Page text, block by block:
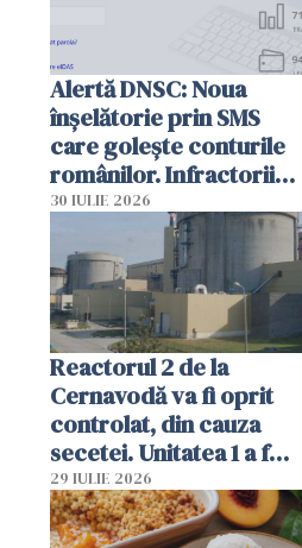
Alertă DNSC: Noua
înșelătorie prin SMS
care golește conturile
românilor. Infractorii
folosesc numele
Ghișeul.ro și al Poliției
Române
30 IULIE 2026
Reactorul 2 de la
Cernavodă va fi oprit
controlat, din cauza
secetei. Unitatea 1 a fost
deja oprită
29 IULIE 2026